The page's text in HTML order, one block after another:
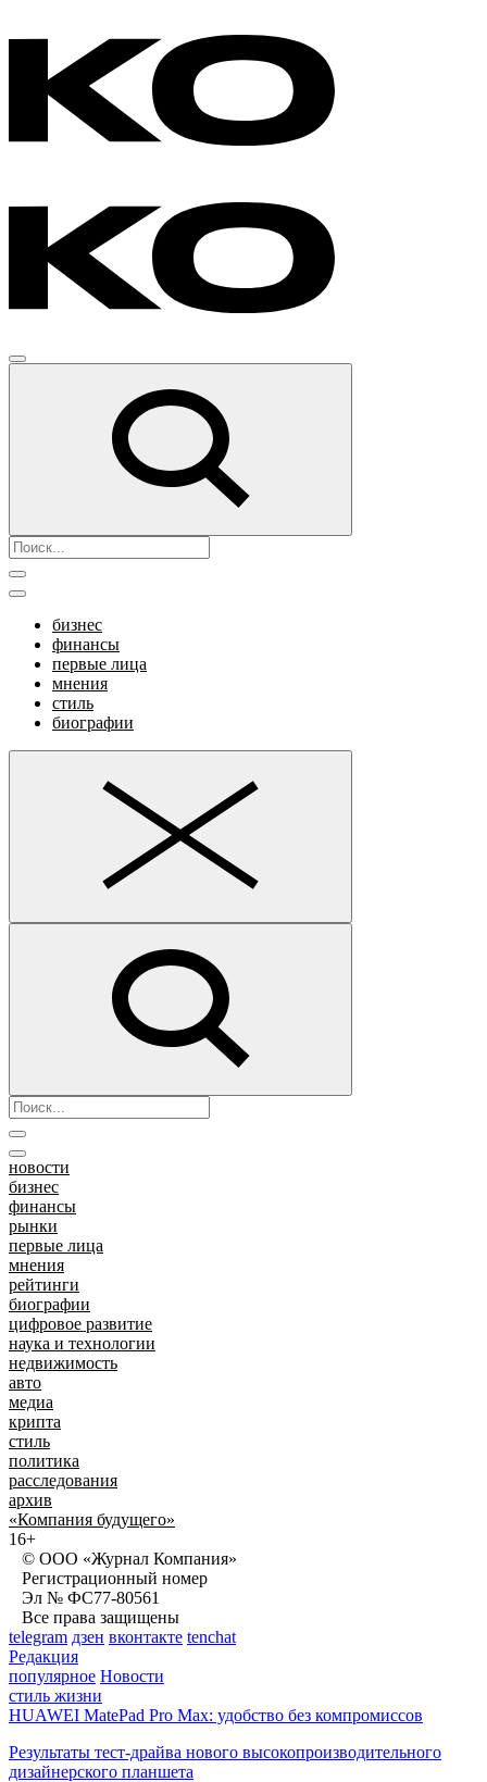
бизнес
финансы
первые лица
мнения
стиль
биографии
новости
бизнес
финансы
рынки
первые лица
мнения
рейтинги
биографии
цифровое развитие
наука и технологии
недвижимость
авто
медиа
крипта
стиль
политика
расследования
архив
«Компания будущего»
16+
© ООО «Журнал Компания»
Регистрационный номер
Эл № ФС77-80561
Все права защищены
telegram дзен вконтакте tenchat
Редакция
популярное Новости
стиль жизни
HUAWEI MatePad Pro Max: удобство без компромиссов
Результаты тест-драйва нового высокопроизводительного
дизайнерского планшета